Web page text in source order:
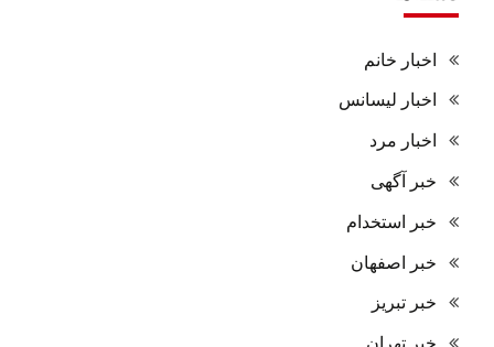
اخبار خانم
اخبار لیسانس
اخبار مرد
خبر آگهی
خبر استخدام
خبر اصفهان
خبر تبریز